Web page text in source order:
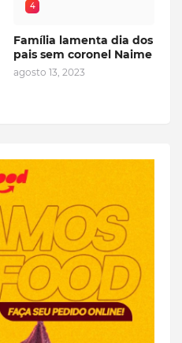
4
Família lamenta dia dos
pais sem coronel Naime
agosto 13, 2023